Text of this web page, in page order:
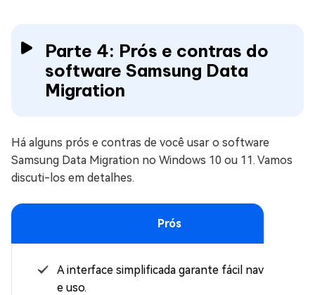
Parte 4: Prós e contras do
software Samsung Data
Migration
Há alguns prós e contras de você usar o software
Samsung Data Migration no Windows 10 ou 11. Vamos
discuti-los em detalhes.
Prós
A interface simplificada garante fácil navegação
e uso.